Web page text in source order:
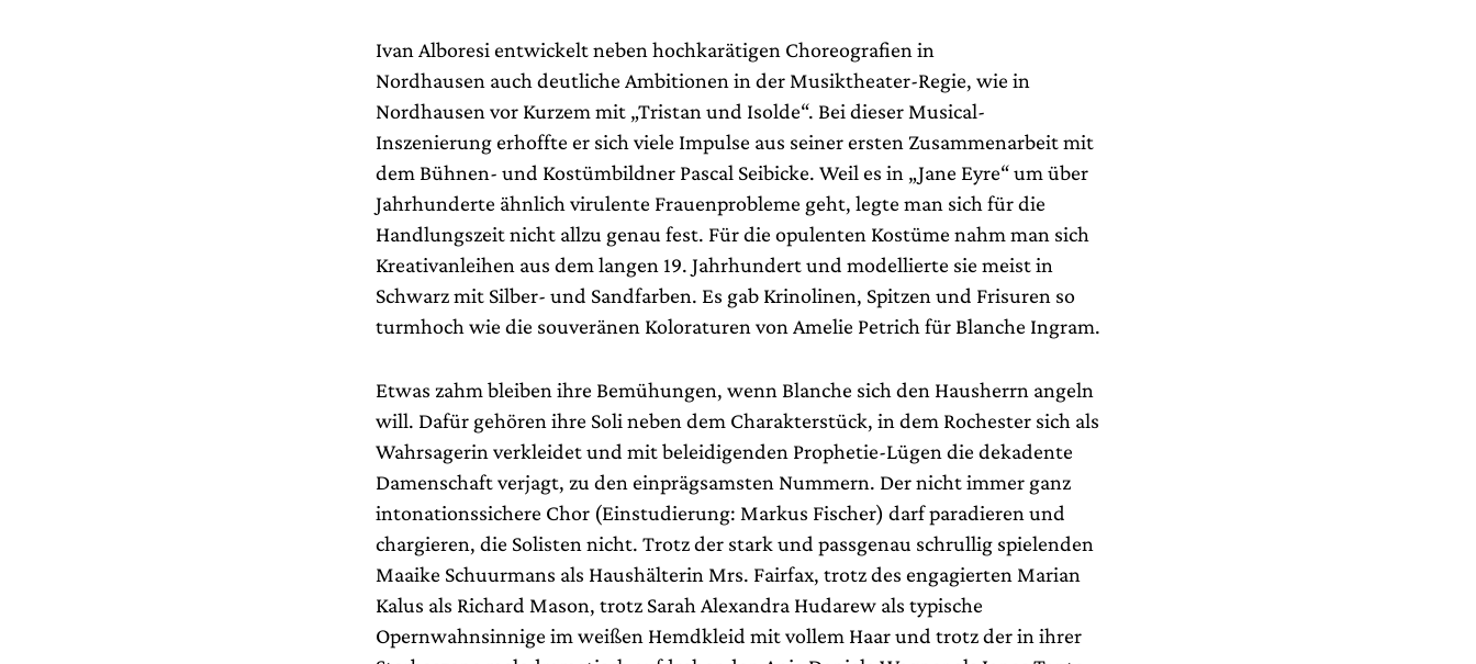
Ivan Alboresi entwickelt neben hochkarätigen Choreografien in
Nordhausen auch deutliche Ambitionen in der Musiktheater-Regie, wie in
Nordhausen vor Kurzem mit „Tristan und Isolde“. Bei dieser Musical-
Inszenierung erhoffte er sich viele Impulse aus seiner ersten Zusammenarbeit mit
dem Bühnen- und Kostümbildner Pascal Seibicke. Weil es in „Jane Eyre“ um über
Jahrhunderte ähnlich virulente Frauenprobleme geht, legte man sich für die
Handlungszeit nicht allzu genau fest. Für die opulenten Kostüme nahm man sich
Kreativanleihen aus dem langen 19. Jahrhundert und modellierte sie meist in
Schwarz mit Silber- und Sandfarben. Es gab Krinolinen, Spitzen und Frisuren so
turmhoch wie die souveränen Koloraturen von Amelie Petrich für Blanche Ingram.
Etwas zahm bleiben ihre Bemühungen, wenn Blanche sich den Hausherrn angeln
will. Dafür gehören ihre Soli neben dem Charakterstück, in dem Rochester sich als
Wahrsagerin verkleidet und mit beleidigenden Prophetie-Lügen die dekadente
Damenschaft verjagt, zu den einprägsamsten Nummern. Der nicht immer ganz
intonationssichere Chor (Einstudierung: Markus Fischer) darf paradieren und
chargieren, die Solisten nicht. Trotz der stark und passgenau schrullig spielenden
Maaike Schuurmans als Haushälterin Mrs. Fairfax, trotz des engagierten Marian
Kalus als Richard Mason, trotz Sarah Alexandra Hudarew als typische
Opernwahnsinnige im weißen Hemdkleid mit vollem Haar und trotz der in ihrer